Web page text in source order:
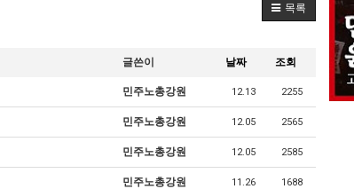
목록
글쓴이 날짜 조회
민주노총강원 12.13 2255
민주노총강원 12.05 2565
민주노총강원 12.05 2585
민주노총강원 11.26 1688